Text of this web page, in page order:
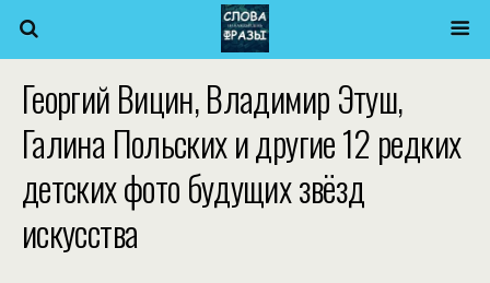
Георгий Вицин, Владимир Этуш,
Галина Польских и другие 12 редких
детских фото будущих звёзд
искусства